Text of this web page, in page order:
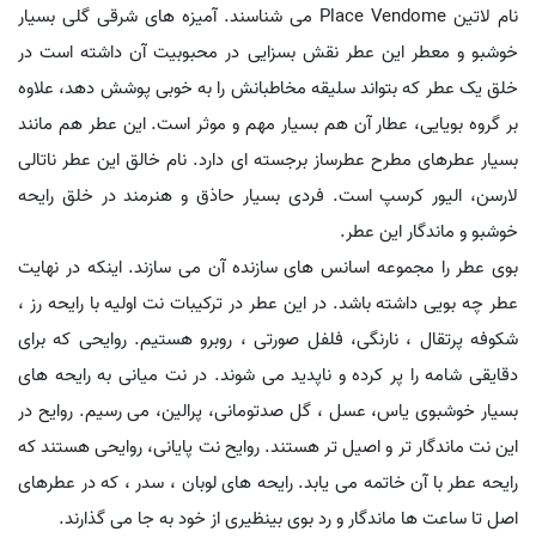
نام لاتین Place Vendome می شناسند. آمیزه های شرقی گلی بسیار
خوشبو و معطر این عطر نقش بسزایی در محبوبیت آن داشته است در
خلق یک عطر که بتواند سلیقه مخاطبانش را به خوبی پوشش دهد، علاوه
بر گروه بویایی، عطار آن هم بسیار مهم و موثر است. این عطر هم مانند
بسیار عطرهای مطرح عطرساز برجسته ای دارد. نام خالق این عطر ناتالی
لارسن، الیور کرسپ است. فردی بسیار حاذق و هنرمند در خلق رایحه
خوشبو و ماندگار این عطر.
بوی عطر را مجموعه اسانس های سازنده آن می سازند. اینکه در نهایت
عطر چه بویی داشته باشد. در این عطر در ترکیبات نت اولیه با رایحه رز ،
شکوفه پرتقال ، نارنگی، فلفل صورتی ، روبرو هستیم. روایحی که برای
دقایقی شامه را پر کرده و ناپدید می شوند. در نت میانی به رایحه های
بسیار خوشبوی یاس، عسل ، گل صدتومانی، پرالین، می رسیم. روایح در
این نت ماندگار تر و اصیل تر هستند. روایح نت پایانی، روایحی هستند که
رایحه عطر با آن خاتمه می یابد. رایحه های لوبان ، سدر ، که در عطرهای
اصل تا ساعت ها ماندگار و رد بوی بینظیری از خود به جا می گذارند.